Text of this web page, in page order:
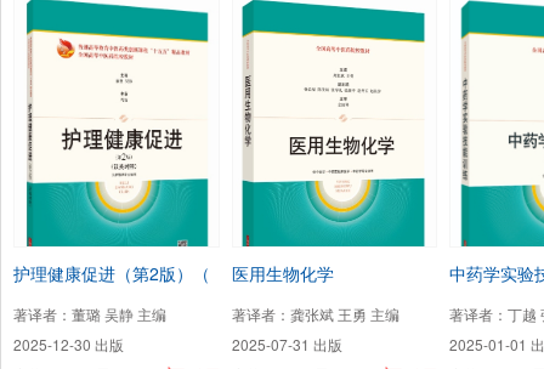
护理健康促进（第2版）（
著译者：董璐 吴静 主编
2025-12-30 出版
医用生物化学
著译者：龚张斌 王勇 主编
2025-07-31 出版
中药学实验
著译者：丁越
2025-01-01